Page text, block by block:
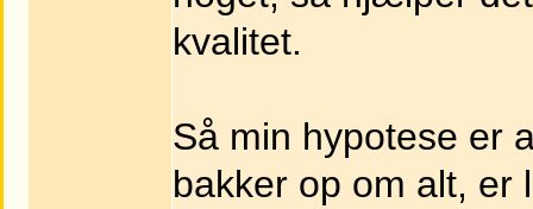
kvalitet.
Så min hypotese er
bakker op om alt, er